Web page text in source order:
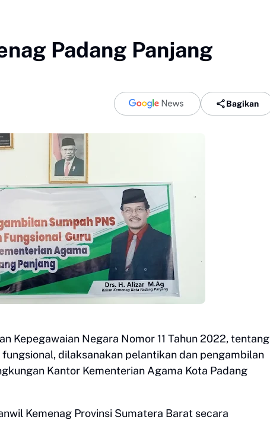
Padang Panjang
Bagikan
Kepegawaian Negara Nomor 11 Tahun 2022, tentang
dilaksanakan pelantikan dan pengambilan
Kantor Kementerian Agama Kota Padang
Kemenag Provinsi Sumatera Barat secara